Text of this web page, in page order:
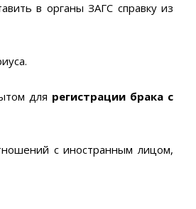
в органы ЗАГС справку из
для регистрации брака с
с иностранным лицом,